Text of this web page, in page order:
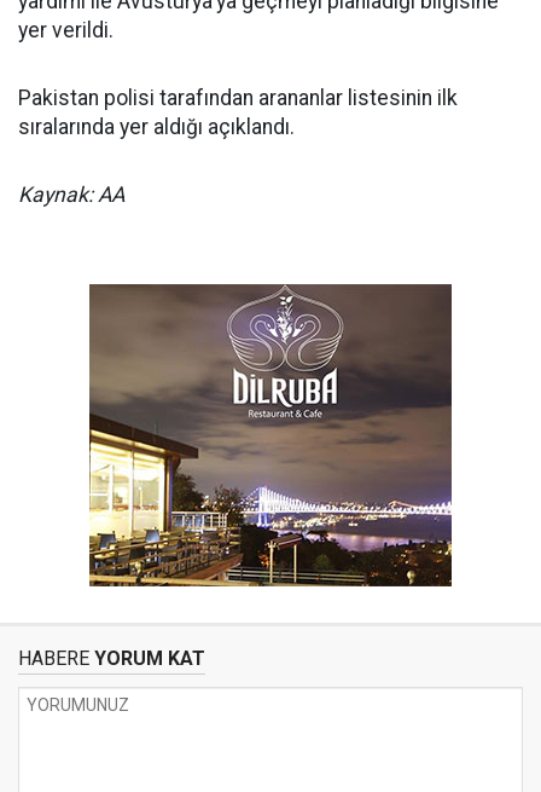
yer verildi.
Pakistan polisi tarafından arananlar listesinin ilk
sıralarında yer aldığı açıklandı.
Kaynak: AA
HABERE YORUM KAT